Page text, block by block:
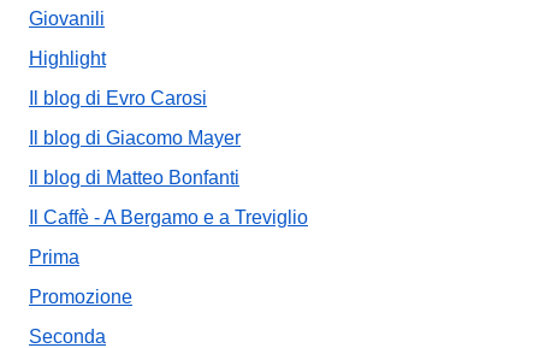
Giovanili
Highlight
Il blog di Evro Carosi
Il blog di Giacomo Mayer
Il blog di Matteo Bonfanti
Il Caffè - A Bergamo e a Treviglio
Prima
Promozione
Seconda